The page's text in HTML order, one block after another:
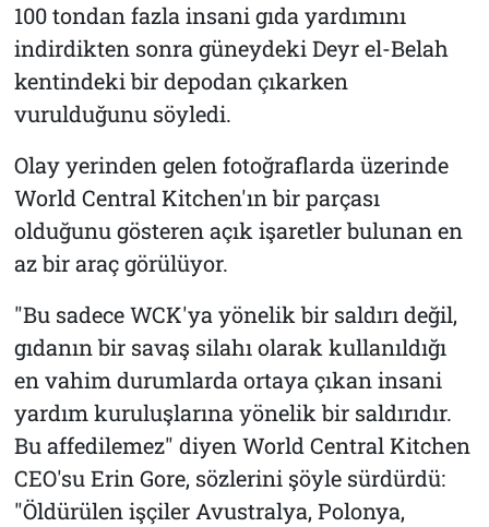
100 tondan fazla insani gıda yardımını
indirdikten sonra güneydeki Deyr el-Belah
kentindeki bir depodan çıkarken
vurulduğunu söyledi.
Olay yerinden gelen fotoğraflarda üzerinde
World Central Kitchen'ın bir parçası
olduğunu gösteren açık işaretler bulunan en
az bir araç görülüyor.
"Bu sadece WCK'ya yönelik bir saldırı değil,
gıdanın bir savaş silahı olarak kullanıldığı
en vahim durumlarda ortaya çıkan insani
yardım kuruluşlarına yönelik bir saldırıdır.
Bu affedilemez" diyen World Central Kitchen
CEO'su Erin Gore, sözlerini şöyle sürdürdü:
"Öldürülen işçiler Avustralya, Polonya,